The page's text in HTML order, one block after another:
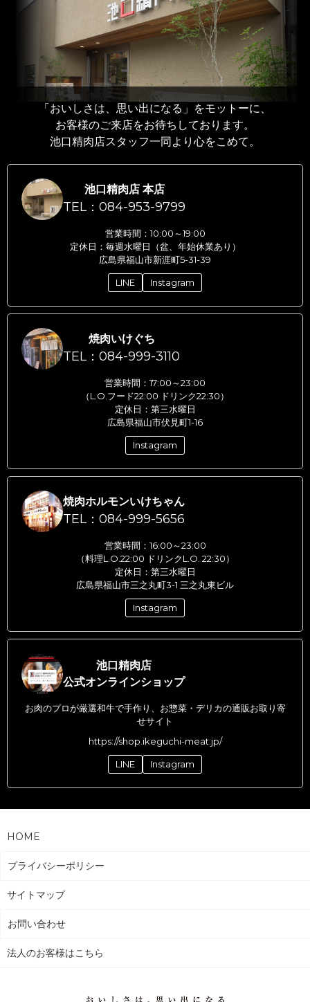
「おいしさは、思い出になる」をモットーに、
お客様のご来店をお待ちしております。
池口精肉店スタッフ一同より心をこめて。
池口精肉店 本店
TEL：084-953-9799
営業時間：10:00～19:00
定休日：毎週水曜日（盆、年始休業あり）
広島県福山市新涯町5-31-39
LINE Instagram
焼肉いけぐち
TEL：084-999-3110
営業時間：17:00～23:00
（L.O.フード22:00 ドリンク22:30）
定休日：第三水曜日
広島県福山市伏見町1-16
Instagram
焼肉ホルモンいけちゃん
TEL：084-999-5656
営業時間：16:00～23:00
（料理L.O.22:00 ドリンクL.O. 22:30）
定休日：第三水曜日
広島県福山市三之丸町3-1 三之丸東ビル
Instagram
池口精肉店
公式オンラインショップ
お肉のプロが厳選和牛で手作り、お惣菜・デリカの通販お取り寄
せサイト
https://shop.ikeguchi-meat.jp/
LINE Instagram
HOME
プライバシーポリシー
サイトマップ
お問い合わせ
法人のお客様はこちら